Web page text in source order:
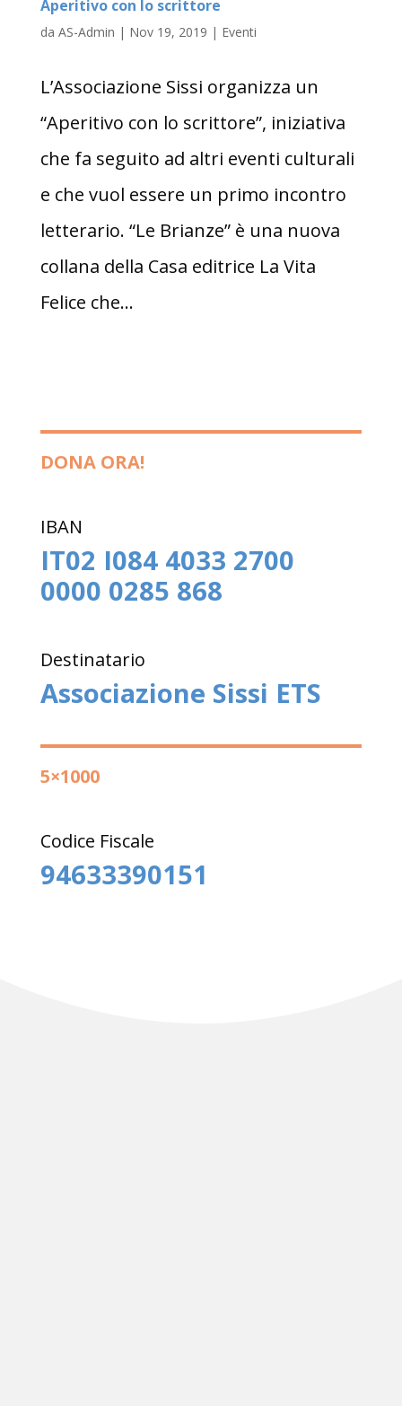
Aperitivo con lo scrittore
da AS-Admin | Nov 19, 2019 | Eventi
L’Associazione Sissi organizza un
“Aperitivo con lo scrittore”, iniziativa
che fa seguito ad altri eventi culturali
e che vuol essere un primo incontro
letterario. “Le Brianze” è una nuova
collana della Casa editrice La Vita
Felice che...
DONA ORA!
IBAN
IT02 I084 4033 2700
0000 0285 868
Destinatario
Associazione Sissi ETS
5×1000
Codice Fiscale
94633390151